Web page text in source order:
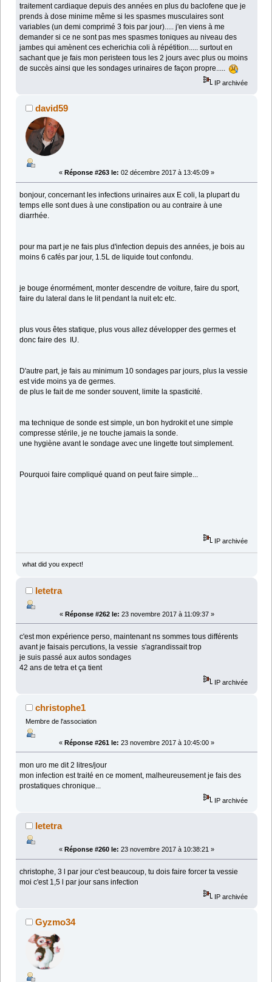
traitement cardiaque depuis des années en plus du baclofene que je
prends à dose minime même si les spasmes musculaires sont
variables (un demi comprimé 3 fois par jour)..... j'en viens à me
demander si ce ne sont pas mes spasmes toniques au niveau des
jambes qui amènent ces echerichia coli à répétition..... surtout en
sachant que je fais mon peristeen tous les 2 jours avec plus ou moins
de succès ainsi que les sondages urinaires de façon propre.....
IP archivée
david59
« Réponse #263 le: 02 décembre 2017 à 13:45:09 »
bonjour, concernant les infections urinaires aux E coli, la plupart du
temps elle sont dues à une constipation ou au contraire à une
diarrhée.
pour ma part je ne fais plus d'infection depuis des années, je bois au
moins 6 cafés par jour, 1.5L de liquide tout confondu.
je bouge énormément, monter descendre de voiture, faire du sport,
faire du lateral dans le lit pendant la nuit etc etc.
plus vous êtes statique, plus vous allez développer des germes et
donc faire des IU.
D'autre part, je fais au minimum 10 sondages par jours, plus la vessie
est vide moins ya de germes.
de plus le fait de me sonder souvent, limite la spasticité.
ma technique de sonde est simple, un bon hydrokit et une simple
compresse stérile, je ne touche jamais la sonde.
une hygiène avant le sondage avec une lingette tout simplement.
Pourquoi faire compliqué quand on peut faire simple...
IP archivée
what did you expect!
letetra
« Réponse #262 le: 23 novembre 2017 à 11:09:37 »
c'est mon expérience perso, maintenant ns sommes tous différents
avant je faisais percutions, la vessie s'agrandissait trop
je suis passé aux autos sondages
42 ans de tetra et ça tient
IP archivée
christophe1
Membre de l'association
« Réponse #261 le: 23 novembre 2017 à 10:45:00 »
mon uro me dit 2 litres/jour
mon infection est traité en ce moment, malheureusement je fais des
prostatiques chronique...
IP archivée
letetra
« Réponse #260 le: 23 novembre 2017 à 10:38:21 »
christophe, 3 l par jour c'est beaucoup, tu dois faire forcer ta vessie
moi c'est 1,5 l par jour sans infection
IP archivée
Gyzmo34